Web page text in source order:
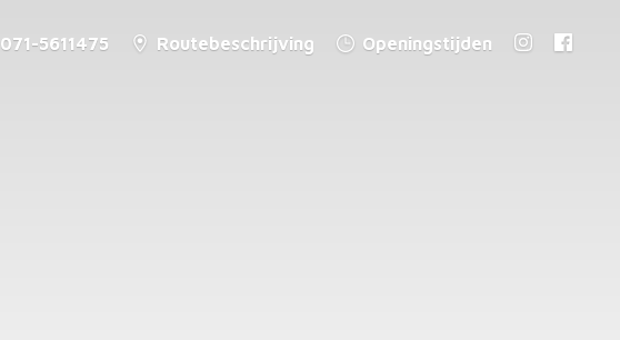
071-5611475 Routebeschrijving Openingstijden